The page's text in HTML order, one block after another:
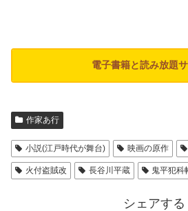
電子書籍と読み放題
作家あ行
小説(江戸時代が舞台) 映画の原作
火付盗賊改 長谷川平蔵 鬼平犯科
シェアする